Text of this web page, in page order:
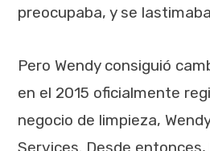
preocupaba, y se
Pero Wendy consiguió
en el 2015 oficialmente
negocio de limpieza,
Services. Desde